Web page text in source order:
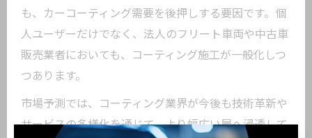
も、カーコーティング需要を後押しする要因です。個
人ユーザーだけでなく、法人のフリート車両や中古車
販売業者においても、コーティング施工が一般化しつ
つあります。
市場予測では、コーティング業界が今後も技術革新や
サービスの多様化を通じて、より幅広い層へ浸透して